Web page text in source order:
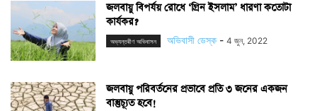
জলবায়ু বিপর্যয় রোধে ‘গ্রিন ইসলাম’ ধারণা কতোটা
কার্যকর?
অভ্যন্তরীণ অভিবাসন অভিবাসী ডেস্ক - 4 জুন, 2022
জলবায়ু পরিবর্তনের প্রভাবে প্রতি ৩ জনের একজন
বাস্তুচ্যূত হবে!